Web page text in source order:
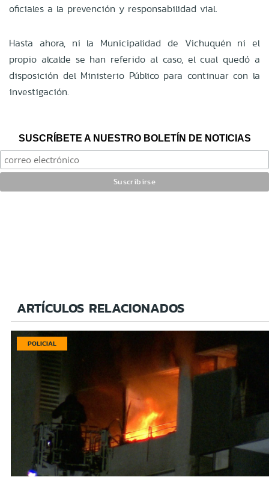
oficiales a la prevención y responsabilidad vial.
Hasta ahora, ni la Municipalidad de Vichuquén ni el
propio alcalde se han referido al caso, el cual quedó a
disposición del Ministerio Público para continuar con la
investigación.
SUSCRÍBETE A NUESTRO BOLETÍN DE NOTICIAS
ARTÍCULOS RELACIONADOS
POLICIAL